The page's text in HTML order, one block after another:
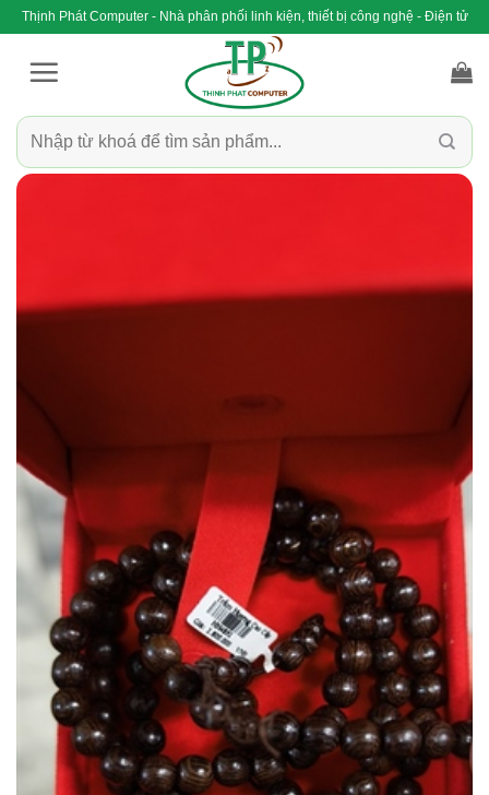
qua
Thịnh Phát Computer - Nhà phân phối linh kiện, thiết bị công nghệ - Điện tử
Tìm
kiếm: